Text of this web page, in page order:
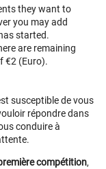
they want to
you may add
started.
are remaining
€2 (Euro).
susceptible de vous
répondre dans
conduire à
compétition,